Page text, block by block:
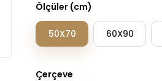
Ölçüler (cm)
50X70 60X90
Çerçeve